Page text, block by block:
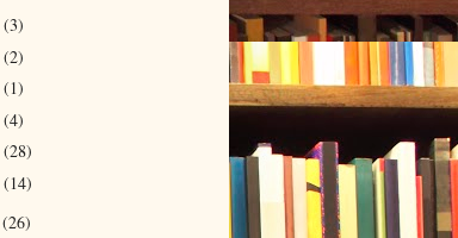
(3)
(2)
(1)
(4)
(28)
(14)
(26)